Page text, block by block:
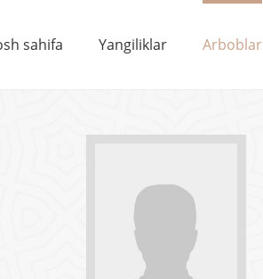
sahifa Yangiliklar Arboblar